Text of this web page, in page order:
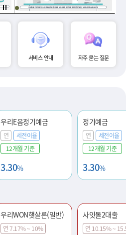
서비스 안내 자주 묻는 질문
우리E음정기예금
연
세전이율
12개월 기준
3.30%
정기예금
연
세전이율
12개월 기준
3.30%
우리WON햇살론(일반)
연 7.17% ~ 10%
사잇돌2대출
연 10.15% ~